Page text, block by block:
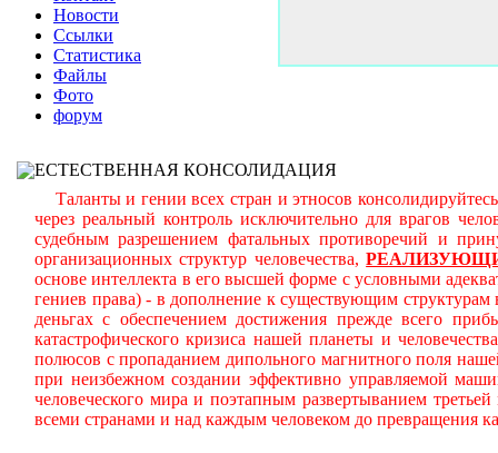
Новости
Ссылки
Статистика
Файлы
Фото
форум
ЕСТЕСТВЕННАЯ КОНСОЛИДАЦИЯ
Таланты и гении всех стран и этносов
через реальный контроль исключительно для врагов
судебным разрешением фатальных противоречий и
организационных структур человечества,
основе интеллекта в его высшей форме с условными
гениев права) - в дополнение к существующим
деньгах с обеспечением достижения прежде всего
катастрофического кризиса нашей планеты и
полюсов с пропаданием дипольного магнитного поля
при неизбежном создании эффективно управляемой
человеческого мира и поэтапным развертыванием
всеми странами и над каждым человеком до превращения